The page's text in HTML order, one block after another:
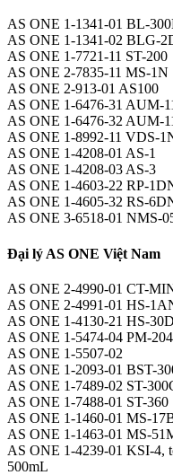
AS ONE 1-1341-01 BL-
AS ONE 1-1341-02 BLG-
AS ONE 1-7721-11 ST-200
AS ONE 2-7835-11 MS-1N
AS ONE 2-913-01 AS100
AS ONE 1-6476-31 AUM-
AS ONE 1-6476-32 AUM-
AS ONE 1-8992-11 VDS-
AS ONE 1-4208-01 AS-1
AS ONE 1-4208-03 AS-3
AS ONE 1-4603-22 RP-
AS ONE 1-4605-32 RS-
AS ONE 3-6518-01 NMS-
Đại lý AS ONE Việt Nam
AS ONE 2-4990-01 CT-
AS ONE 2-4991-01 HS-
AS ONE 1-4130-21 HS-
AS ONE 1-5474-04 PM-204
AS ONE 1-5507-02
AS ONE 1-2093-01 BST-
AS ONE 1-7489-02 ST-
AS ONE 1-7488-01 ST-360
AS ONE 1-1460-01 MS-
AS ONE 1-1463-01 MS-
AS ONE 1-4239-01 KSI-4,
500mL